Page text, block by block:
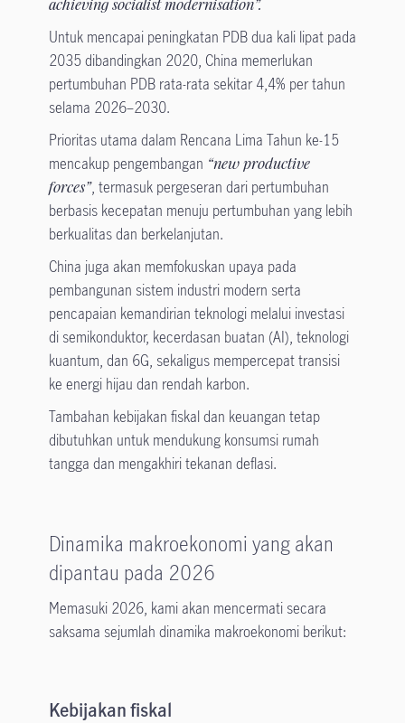
achieving socialist modernisation”.
Untuk mencapai peningkatan PDB dua kali lipat pada
2035 dibandingkan 2020, China memerlukan
pertumbuhan PDB rata-rata sekitar 4,4% per tahun
selama 2026–2030.
Prioritas utama dalam Rencana Lima Tahun ke-15
mencakup pengembangan “new productive
forces”, termasuk pergeseran dari pertumbuhan
berbasis kecepatan menuju pertumbuhan yang lebih
berkualitas dan berkelanjutan.
China juga akan memfokuskan upaya pada
pembangunan sistem industri modern serta
pencapaian kemandirian teknologi melalui investasi
di semikonduktor, kecerdasan buatan (AI), teknologi
kuantum, dan 6G, sekaligus mempercepat transisi
ke energi hijau dan rendah karbon.
Tambahan kebijakan fiskal dan keuangan tetap
dibutuhkan untuk mendukung konsumsi rumah
tangga dan mengakhiri tekanan deflasi.
Dinamika makroekonomi yang akan
dipantau pada 2026
Memasuki 2026, kami akan mencermati secara
saksama sejumlah dinamika makroekonomi berikut:
Kebijakan fiskal